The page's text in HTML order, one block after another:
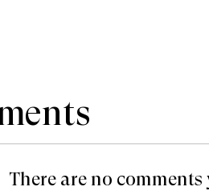
There are no comments